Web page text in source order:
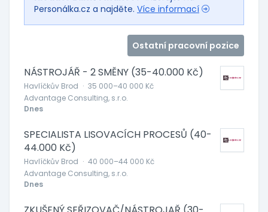
Personálka.cz a najděte. Více informací
Ostatní pracovní pozice
NÁSTROJÁŘ - 2 SMĚNY (35-40.000 Kč)
Havlíčkův Brod · 35 000–40 000 Kč
Advantage Consulting, s.r.o.
Dnes
SPECIALISTA LISOVACÍCH PROCESŮ (40-
44.000 Kč)
Havlíčkův Brod · 40 000–44 000 Kč
Advantage Consulting, s.r.o.
Dnes